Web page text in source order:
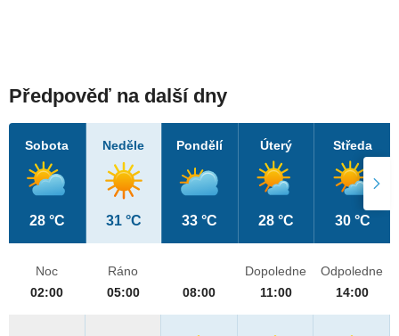
Předpověď na další dny
Sobota
28 °C
Neděle
31 °C
Pondělí
33 °C
Úterý
28 °C
Středa
30 °C
Noc
02:00
Ráno
05:00
08:00
Dopoledne
11:00
Odpoledne
14:00